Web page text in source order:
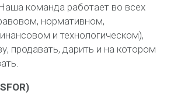
команда работает во всех
нормативном,
и технологическом),
продавать, дарить и на котором